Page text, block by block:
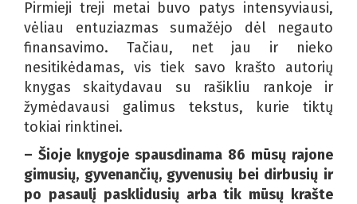
Pirmieji treji metai buvo patys intensyviausi,
vėliau entuziazmas sumažėjo dėl negauto
finansavimo. Tačiau, net jau ir nieko
nesitikėdamas, vis tiek savo krašto autorių
knygas skaitydavau su rašikliu rankoje ir
žymėdavausi galimus tekstus, kurie tiktų
tokiai rinktinei.
– Šioje knygoje spausdinama 86 mūsų rajone
gimusių, gyvenančių, gyvenusių bei dirbusių ir
po pasaulį pasklidusių arba tik mūsų krašte